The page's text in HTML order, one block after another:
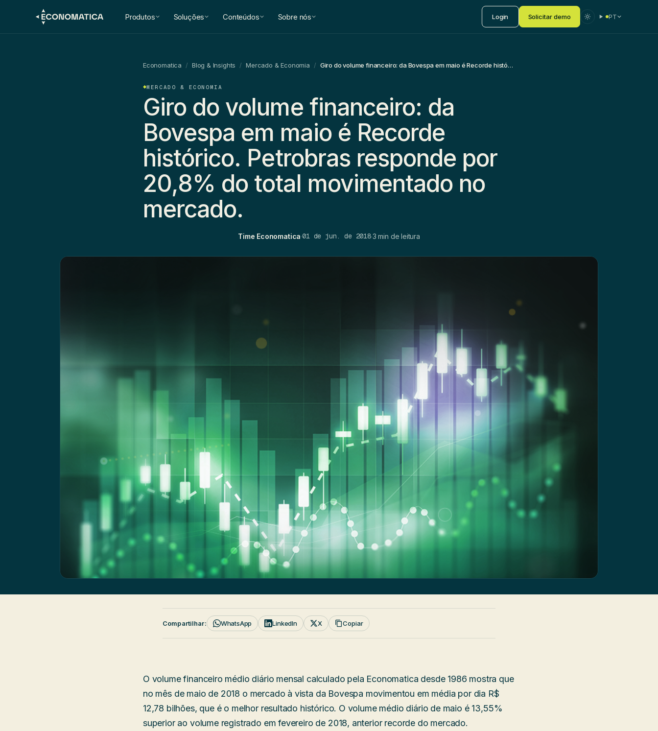
Produtos Soluções Conteúdos Sobre nós Login Solicitar demo PT
Economatica / Blog & Insights / Mercado & Economia / Giro do volume financeiro: da Bovespa em maio é Recorde histórico. Petrobras responde por 20,8% do total movimentado no mercado.
MERCADO & ECONOMIA
Giro do volume financeiro: da
Bovespa em maio é Recorde
histórico. Petrobras responde por
20,8% do total movimentado no
mercado.
Time Economatica·01 de jun. de 2018·3 min de leitura
Compartilhar: WhatsApp LinkedIn X Copiar
O volume financeiro médio diário mensal calculado pela Economatica desde 1986 mostra que
no mês de maio de 2018 o mercado à vista da Bovespa movimentou em média por dia R$
12,78 bilhões, que é o melhor resultado histórico. O volume médio diário de maio é 13,55%
superior ao volume registrado em fevereiro de 2018, anterior recorde do mercado.